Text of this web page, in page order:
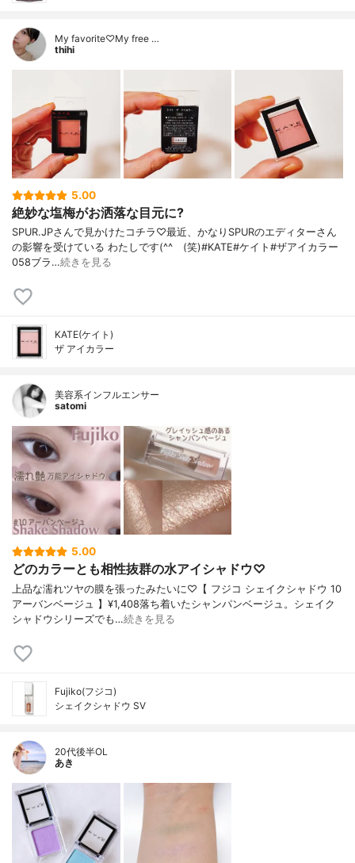
My favorite♡My free …
thihi
5.00
絶妙な塩梅がお洒落な目元に?
SPUR.JPさんで見かけたコチラ♡最近、かなりSPURのエディターさん
の影響を受けている わたしです(^^ゞ(笑)#KATE#ケイト#ザアイカラー
058ブラ…続きを見る
KATE(ケイト)
ザ アイカラー
美容系インフルエンサー
satomi
5.00
どのカラーとも相性抜群の水アイシャドウ♡
上品な濡れツヤの膜を張ったみたいに♡【 フジコ シェイクシャドウ 10
アーバンベージュ 】¥1,408落ち着いたシャンパンベージュ。シェイク
シャドウシリーズでも…続きを見る
Fujiko(フジコ)
シェイクシャドウ SV
20代後半OL
あき